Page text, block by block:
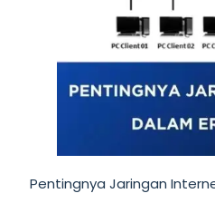
Pentingnya Jaringan